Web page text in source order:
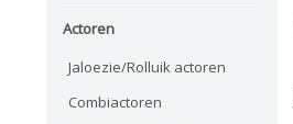
Actoren
Jaloezie/Rolluik actoren
Combiactoren